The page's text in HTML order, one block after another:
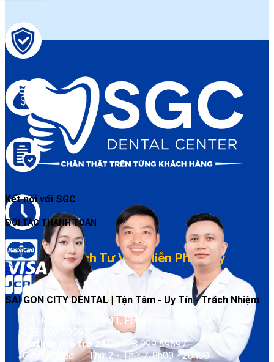
Bảo hành điều trị rõ ràng
Đặt lịch dễ – Đúng giờ – Chăm sóc sau điều trị
Đặt Lịch Tư Vấn Miễn Phí Ngay
Đặt lịch
Kết nối với SGC
ĐỐI TÁC THANH TOÁN
SAI GON CITY DENTAL | Tận Tâm - Uy Tín - Trách Nhiệm
34 Hồ Biểu Chánh, P.11, Phú Nhuận, TP. HCM
028 999 59597
Hotline (Hỗ trợ 24/7): 028 999 59597
Giờ làm việc:
Thứ 2 - Thứ 7: 8h00 - 20h00